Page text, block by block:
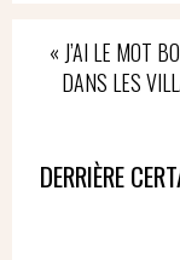
« J’AI LE MOT
DANS LES
DERRIÈRE